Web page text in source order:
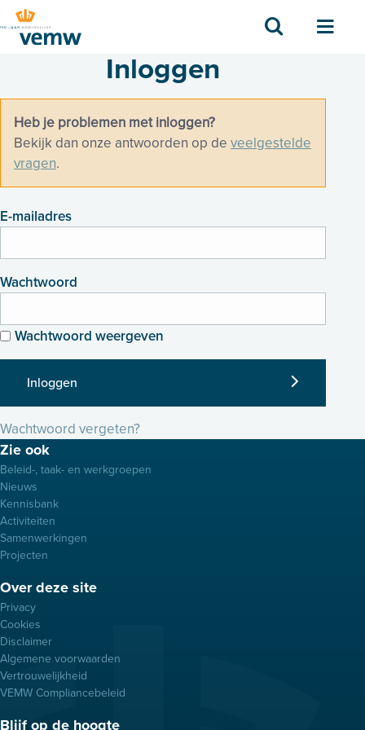
Zoek
Inloggen
Heb je problemen met inloggen?
Bekijk dan onze antwoorden op de veelgestelde
vragen.
E-mailadres
Wachtwoord
Wachtwoord weergeven
Wachtwoord vergeten?
Inloggen
Footer
menu
Zie ook
Beleid-, taak- en werkgroepen
Nieuws
Kennisbank
Activiteiten
Samenwerkingen
Projecten
Over deze site
Privacy
Cookies
Disclaimer
Algemene voorwaarden
Vertrouwelijkheid
VEMW Compliancebeleid
Blijf op de hoogte